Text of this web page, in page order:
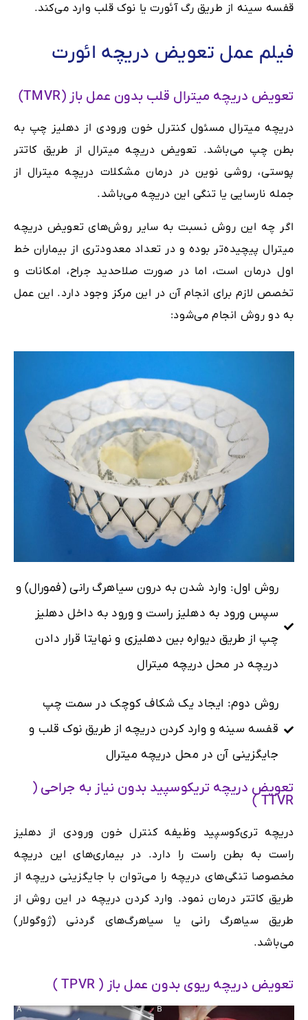
قفسه سینه از طریق رگ آئورت یا نوک قلب وارد می‌کند.
فیلم عمل تعویض دریچه ائورت
تعویض دریچه میترال قلب بدون عمل باز (TMVR)
دریچه میترال مسئول کنترل خون‌ ورودی از دهلیز چپ به
بطن چپ می‌باشد. تعویض دریچه میترال از طریق کاتتر
پوستی، روشی نوین در درمان مشکلات دریچه میترال از
جمله نارسایی یا تنگی این دریچه می‌باشد.
اگر چه این روش نسبت به سایر روش‌های تعویض دریچه
میترال پیچیده‌تر بوده و در تعداد معدودتری از بیماران خط
اول درمان است، اما در صورت صلاحدید جراح، امکانات و
تخصص لازم برای انجام آن در این مرکز وجود دارد. این عمل
به دو روش انجام می‌شود:
روش اول: وارد شدن به درون سیاهرگ رانی (فمورال) و
سپس ورود به دهلیز راست و ورود به داخل دهلیز
چپ از طریق دیواره بین دهلیزی و نهایتا قرار دادن
دریچه در محل دریچه میترال
روش دوم: ایجاد یک شکاف کوچک در سمت چپ
قفسه سینه و وارد کردن دریچه از طریق نوک قلب و
جایگزینی آن در محل دریچه میترال
تعویض دریچه تریکوسپید بدون نیاز به جراحی (
TTVR )
دریچه تری‌کوسپید وظیفه کنترل خون ورودی از دهلیز
راست به بطن راست را دارد. در بیماری‌های این دریچه
مخصوصا تنگی‌های دریچه را می‌توان با جایگزینی دریچه از
طریق کاتتر درمان نمود. وارد کردن دریچه در این روش از
طریق سیاهرگ رانی یا سیاهرگ‌های گردنی (ژوگولار)
می‌باشد.
تعویض دریچه ریوی بدون عمل باز ( TPVR )